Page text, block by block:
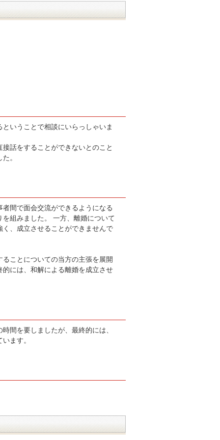
いうことで相談にいらっしゃいま
話をすることができないとのこと
。
間で面会交流ができるようになる
組みました。 一方、離婚について
、成立させることができませんで
ことについての当方の主張を展開
には、和解による離婚を成立させ
間を要しましたが、最終的には、
ます。